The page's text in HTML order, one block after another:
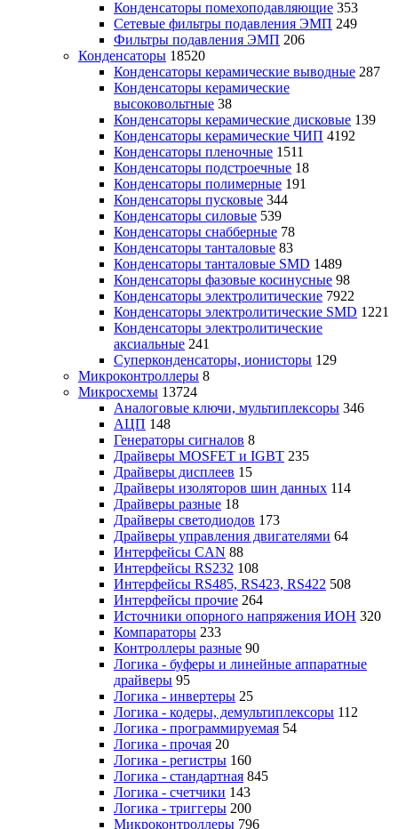
Конденсаторы помехоподавляющие 353
Сетевые фильтры подавления ЭМП 249
Фильтры подавления ЭМП 206
Конденсаторы 18520
Конденсаторы керамические выводные 287
Конденсаторы керамические
высоковольтные 38
Конденсаторы керамические дисковые 139
Конденсаторы керамические ЧИП 4192
Конденсаторы пленочные 1511
Конденсаторы подстроечные 18
Конденсаторы полимерные 191
Конденсаторы пусковые 344
Конденсаторы силовые 539
Конденсаторы снабберные 78
Конденсаторы танталовые 83
Конденсаторы танталовые SMD 1489
Конденсаторы фазовые косинусные 98
Конденсаторы электролитические 7922
Конденсаторы электролитические SMD 1221
Конденсаторы электролитические
аксиальные 241
Суперконденсаторы, ионисторы 129
Микроконтроллеры 8
Микросхемы 13724
Аналоговые ключи, мультиплексоры 346
АЦП 148
Генераторы сигналов 8
Драйверы MOSFET и IGBT 235
Драйверы дисплеев 15
Драйверы изоляторов шин данных 114
Драйверы разные 18
Драйверы светодиодов 173
Драйверы управления двигателями 64
Интерфейсы CAN 88
Интерфейсы RS232 108
Интерфейсы RS485, RS423, RS422 508
Интерфейсы прочие 264
Источники опорного напряжения ИОН 320
Компараторы 233
Контроллеры разные 90
Логика - буферы и линейные аппаратные
драйверы 95
Логика - инвертеры 25
Логика - кодеры, демультиплексоры 112
Логика - программируемая 54
Логика - прочая 20
Логика - регистры 160
Логика - стандартная 845
Логика - счетчики 143
Логика - триггеры 200
Микроконтроллеры 796